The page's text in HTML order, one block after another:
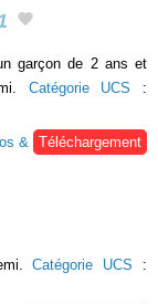
garçon de 2 ans et
Catégorie UCS :
&
Téléchargement
Catégorie UCS :